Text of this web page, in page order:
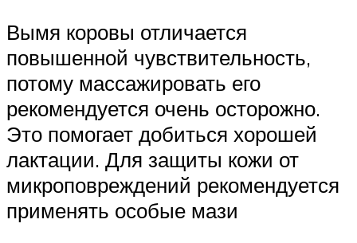
Вымя коровы отличается
повышенной чувствительность,
потому массажировать его
рекомендуется очень осторожно.
Это помогает добиться хорошей
лактации. Для защиты кожи от
микроповреждений рекомендуется
применять особые мази